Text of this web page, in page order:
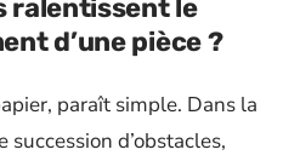
ralentissent le
d’une pièce ?
paraît simple. Dans la
succession d’obstacles,